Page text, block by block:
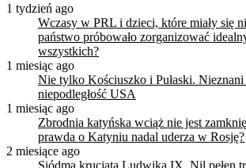
1 tydzień ago
Wczasy w PRL i dzieci, które miały się
państwo próbowało zorganizować
wszystkich?
1 miesiąc ago
Nie tylko Kościuszko i Pułaski.
niepodległość USA
1 miesiąc ago
Zbrodnia katyńska wciąż nie jest
prawda o Katyniu nadal uderza w Rosję?
2 miesiące ago
Siódma krucjata Ludwika IX. Nil pełen